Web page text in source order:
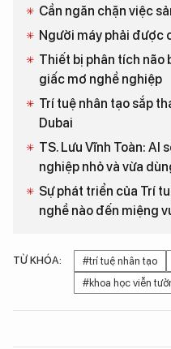
Cần ngăn chặn việc
Người máy phải được
Thiết bị phân tích não
giấc mơ nghề nghiệp
Trí tuệ nhân tạo sắp
Dubai
TS. Lưu Vĩnh Toàn: AI
nghiệp nhỏ và vừa
Sự phát triển của Trí
nghề nào đến miệng
TỪ KHÓA: #trí tuệ nhân tạo
#khoa học viễn